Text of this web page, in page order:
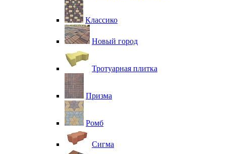
Классико
Новый город
Тротуарная плитка
Призма
Ромб
Сигма